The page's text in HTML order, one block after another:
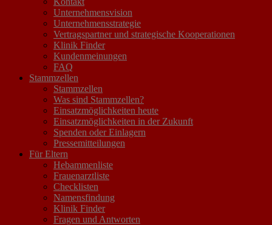
Unternehmensvision
Unternehmensstrategie
Vertragspartner und strategische Kooperationen
Klinik Finder
Kundenmeinungen
FAQ
Stammzellen
Stammzellen
Was sind Stammzellen?
Einsatzmöglichkeiten heute
Einsatzmöglichkeiten in der Zukunft
Spenden oder Einlagern
Pressemitteilungen
Für Eltern
Hebammenliste
Frauenarztliste
Checklisten
Namensfindung
Klinik Finder
Fragen und Antworten